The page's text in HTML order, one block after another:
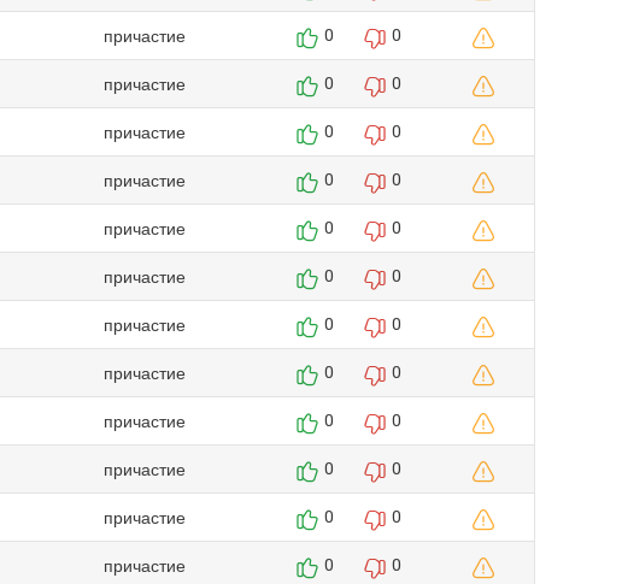
причастие 0 0
причастие 0 0
причастие 0 0
причастие 0 0
причастие 0 0
причастие 0 0
причастие 0 0
причастие 0 0
причастие 0 0
причастие 0 0
причастие 0 0
причастие 0 0